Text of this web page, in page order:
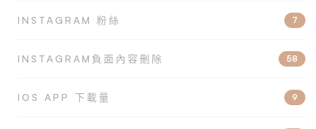
INSTAGRAM 粉絲 7
INSTAGRAM負面內容刪除 58
IOS APP 下載量 9